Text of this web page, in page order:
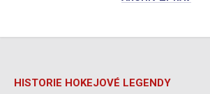
HISTORIE HOKEJOVÉ LEGENDY